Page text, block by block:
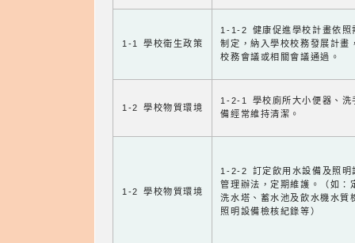
1-1 學校衛生政策
1-1-2 健康促進學校計畫依照
制定，納入學校校務發展計畫
校務會議或相關會議通過。
1-2 學校物質環境
1-2-1 學校廁所大小便器、洗
備經常維持清潔。
1-2 學校物質環境
1-2-2 訂定飲用水設備及照明
管理辦法，定期維護。（如：
洗水塔、蓄水池及飲水機水質
照明設備檢核紀錄等）